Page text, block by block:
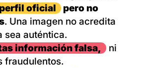
oficial
pero no
. Una imagen no acredita
sea auténtica.
información falsa,
ni
fraudulentos.